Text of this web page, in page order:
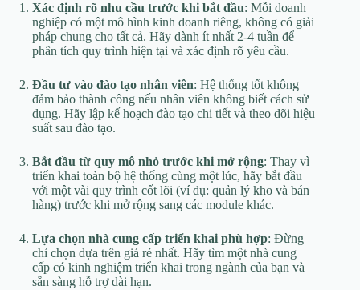
Xác định rõ nhu cầu trước khi bắt đầu: Mỗi doanh
nghiệp có một mô hình kinh doanh riêng, không có giải
pháp chung cho tất cả. Hãy dành ít nhất 2-4 tuần để
phân tích quy trình hiện tại và xác định rõ yêu cầu.
Đầu tư vào đào tạo nhân viên: Hệ thống tốt không
đảm bảo thành công nếu nhân viên không biết cách sử
dụng. Hãy lập kế hoạch đào tạo chi tiết và theo dõi hiệu
suất sau đào tạo.
Bắt đầu từ quy mô nhỏ trước khi mở rộng: Thay vì
triển khai toàn bộ hệ thống cùng một lúc, hãy bắt đầu
với một vài quy trình cốt lõi (ví dụ: quản lý kho và bán
hàng) trước khi mở rộng sang các module khác.
Lựa chọn nhà cung cấp triển khai phù hợp: Đừng
chỉ chọn dựa trên giá rẻ nhất. Hãy tìm một nhà cung
cấp có kinh nghiệm triển khai trong ngành của bạn và
sẵn sàng hỗ trợ dài hạn.